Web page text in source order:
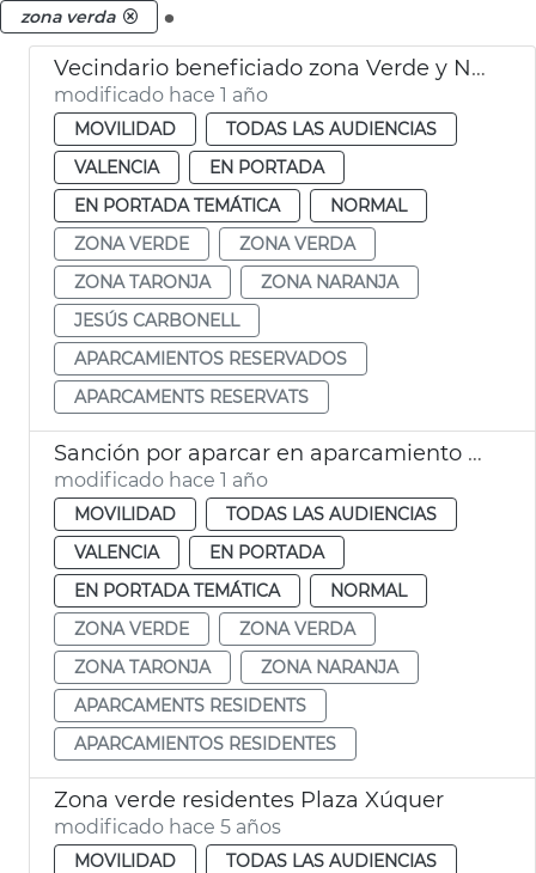
zona verda
Vecindario beneficiado zona Verde y Naranja
modificado hace 1 año
MOVILIDAD
TODAS LAS AUDIENCIAS
VALENCIA
EN PORTADA
EN PORTADA TEMÁTICA
NORMAL
ZONA VERDE
ZONA VERDA
ZONA TARONJA
ZONA NARANJA
JESÚS CARBONELL
APARCAMIENTOS RESERVADOS
APARCAMENTS RESERVATS
Sanción por aparcar en aparcamiento reservado para residentes València
modificado hace 1 año
MOVILIDAD
TODAS LAS AUDIENCIAS
VALENCIA
EN PORTADA
EN PORTADA TEMÁTICA
NORMAL
ZONA VERDE
ZONA VERDA
ZONA TARONJA
ZONA NARANJA
APARCAMENTS RESIDENTS
APARCAMIENTOS RESIDENTES
Zona verde residentes Plaza Xúquer
modificado hace 5 años
MOVILIDAD
TODAS LAS AUDIENCIAS